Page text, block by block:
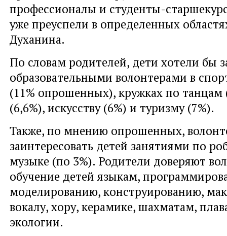
профессионалы и студенты-
уже преуспели в определенных
Духанина.
По словам родителей, дети хотели бы
образовательными волонтерами в
(11% опрошенных), кружках по танцам
(6,6%), искусству (6%) и туризму (7%).
Также, по мнению опрошенных,
заинтересовать детей занятиями по
музыке (по 3%). Родители доверяют
обучение детей языкам,
моделированию, конструированию,
вокалу, хору, керамике, шахматам,
экологии.